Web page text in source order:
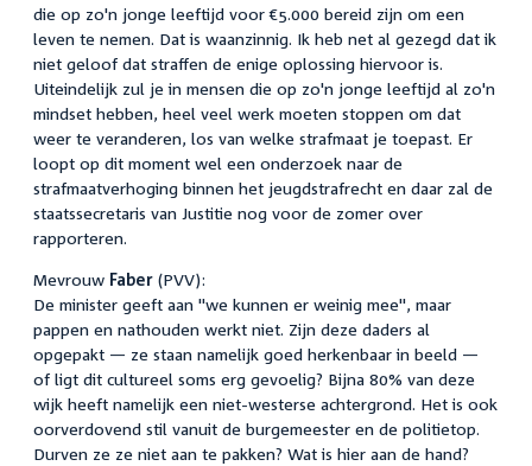
die op zo'n jonge leeftijd voor €5.000 bereid zijn om een
leven te nemen. Dat is waanzinnig. Ik heb net al gezegd dat ik
niet geloof dat straffen de enige oplossing hiervoor is.
Uiteindelijk zul je in mensen die op zo'n jonge leeftijd al zo'n
mindset hebben, heel veel werk moeten stoppen om dat
weer te veranderen, los van welke strafmaat je toepast. Er
loopt op dit moment wel een onderzoek naar de
strafmaatverhoging binnen het jeugdstrafrecht en daar zal de
staatssecretaris van Justitie nog voor de zomer over
rapporteren.
Mevrouw Faber (PVV):
De minister geeft aan "we kunnen er weinig mee", maar
pappen en nathouden werkt niet. Zijn deze daders al
opgepakt — ze staan namelijk goed herkenbaar in beeld —
of ligt dit cultureel soms erg gevoelig? Bijna 80% van deze
wijk heeft namelijk een niet-westerse achtergrond. Het is ook
oorverdovend stil vanuit de burgemeester en de politietop.
Durven ze ze niet aan te pakken? Wat is hier aan de hand?